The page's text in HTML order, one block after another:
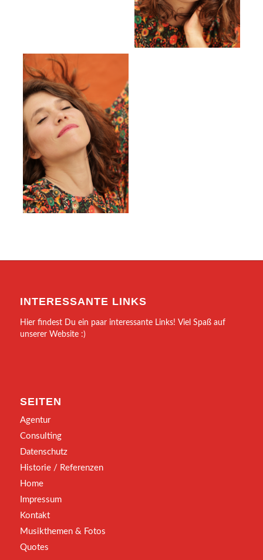
INTERESSANTE LINKS
Hier findest Du ein paar interessante Links! Viel Spaß auf
unserer Website :)
SEITEN
Agentur
Consulting
Datenschutz
Historie / Referenzen
Home
Impressum
Kontakt
Musikthemen & Fotos
Quotes